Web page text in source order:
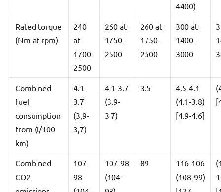
4400)
Rated torque
(Nm at rpm)
240
at
1700-
2500
260 at
1750-
2500
260 at
1750-
2500
300 at
1400-
3000
Combined
fuel
consumption
from (l/100
km)
4.1-
3.7
(3,9-
3,7)
4.1-3.7
(3.9-
3.7)
3.5
4.5-4.1
(4.1-3.8)
[4.9-4.6]
Combined
CO2
107-
98
107-98
(104-
89
116-106
(108-99)